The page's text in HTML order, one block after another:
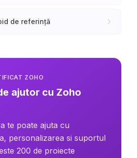
de referință
ZOHO
ajutor cu Zoho
te poate ajuta cu
personalizarea si suportul
200 de proiecte